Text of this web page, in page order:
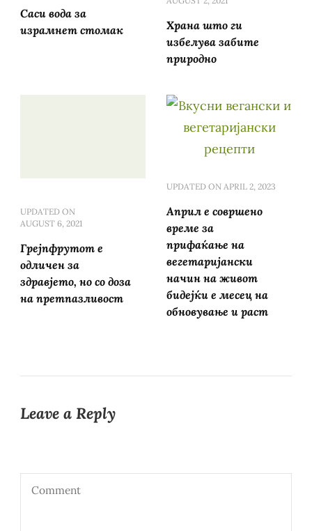
Саси вода за
израмнет стомак
Храна што ги
избелува забите
природно
UPDATED ON
AUGUST 6, 2021
Грејпфрутот е
одличен за
здравјето, но со доза
на претпазливост
UPDATED ON APRIL 2, 2023
Април е совршено
време за
прифаќање на
вегетаријански
начин на живот
бидејќи е месец на
обновување и раст
Leave a Reply